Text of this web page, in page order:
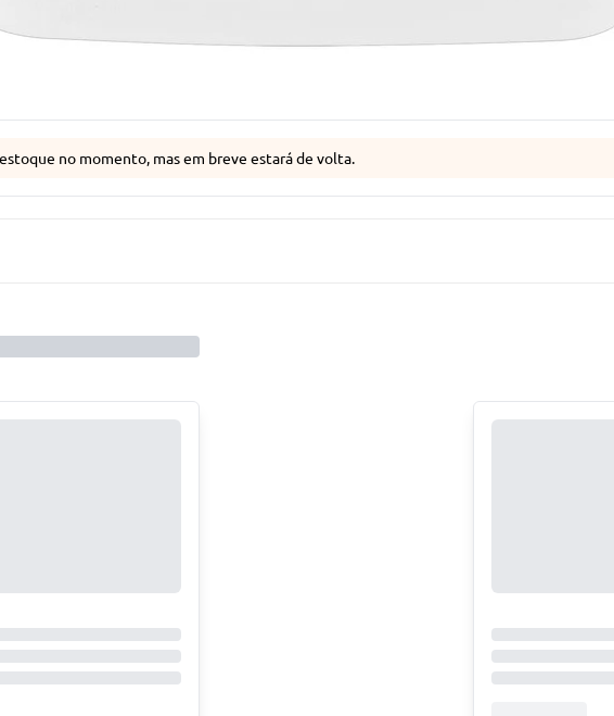
no momento, mas em breve estará de volta.